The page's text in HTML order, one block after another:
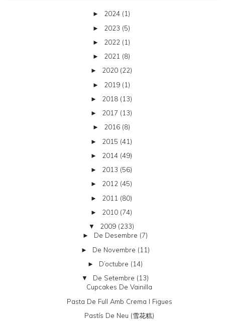
► 2024 (1)
► 2023 (5)
► 2022 (1)
► 2021 (8)
► 2020 (22)
► 2019 (1)
► 2018 (13)
► 2017 (13)
► 2016 (8)
► 2015 (41)
► 2014 (49)
► 2013 (56)
► 2012 (45)
► 2011 (80)
► 2010 (74)
▼ 2009 (233)
► De Desembre (7)
► De Novembre (11)
► D’octubre (14)
▼ De Setembre (13)
Cupcakes De Vainilla
Pasta De Full Amb Crema I Figues
Pastís De Neu (雪花糕)